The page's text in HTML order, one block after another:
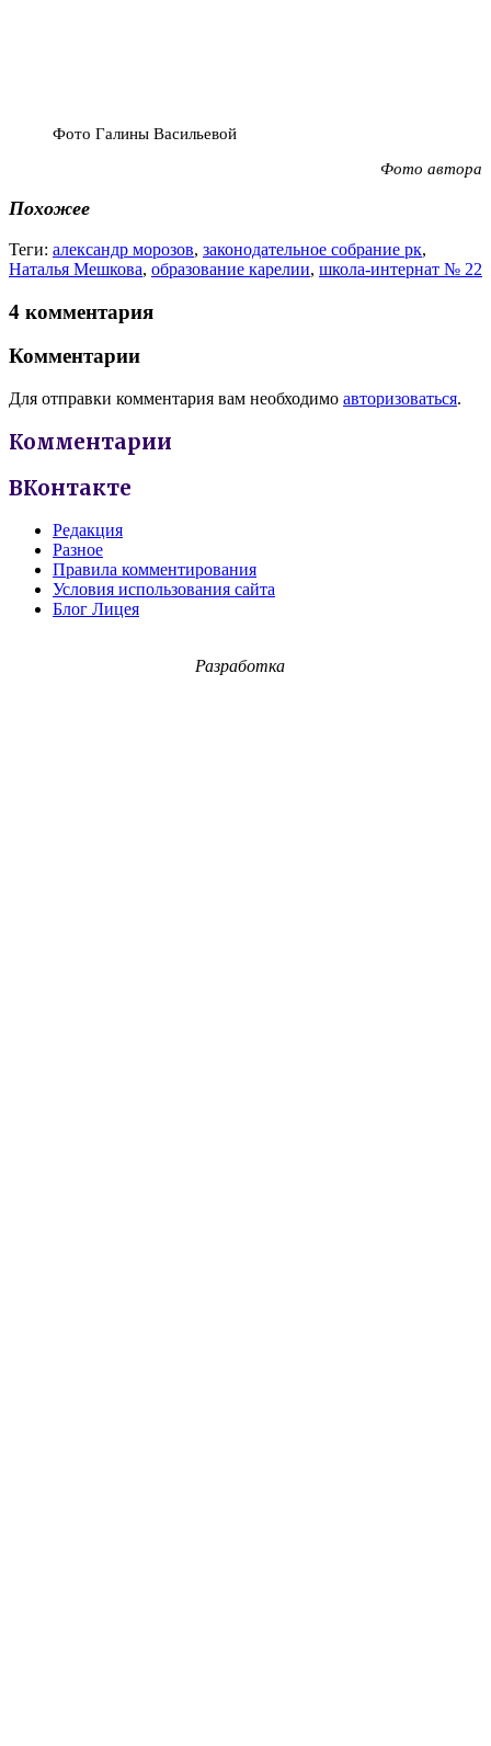
Фото Галины Васильевой
Фото автора
Похожее
Теги: александр морозов, законодательное собрание рк,
Наталья Мешкова, образование карелии, школа-интернат № 22
4 комментария
Комментарии
Для отправки комментария вам необходимо авторизоваться.
Комментарии
ВКонтакте
Редакция
Разное
Правила комментирования
Условия использования сайта
Блог Лицея
Разработка